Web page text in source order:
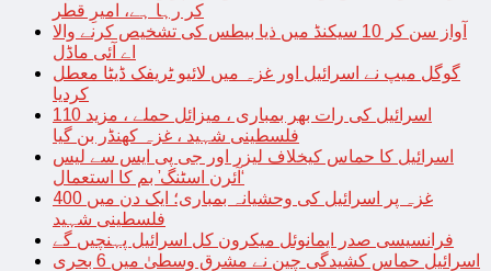
کر رہا ہے، امیرِ قطر
آواز سن کر 10 سیکنڈ میں ذیا بیطس کی تشخیص کرنے والا
اے آئی ماڈل
گوگل میپ نے اسرائیل اور غزہ میں لائیو ٹریفک ڈیٹا معطل
کردیا
اسرائیل کی رات بھر بمباری ، میزائل حملے ، مزید 110
فلسطینی شہید ، غزہ کھنڈر بن گیا
اسرائیل کا حماس کیخلاف لیزر اور جی پی ایس سے لیس
‘آئرن اسٹنگ’ بم کا استعمال
غزہ پر اسرائیل کی وحشیانہ بمباری؛ ایک دن میں 400
فلسطینی شہید
فرانسیسی صدر ایمانوئل میکرون کل اسرائیل پہنچیں گے
اسرائیل حماس کشیدگی چین نے مشرق وسطیٰ میں 6 بحری